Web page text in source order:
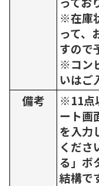
※在庫
って、
すので
※コン
いはご
備考
※11点
ート画
を入力
くださ
る」ボ
結構で